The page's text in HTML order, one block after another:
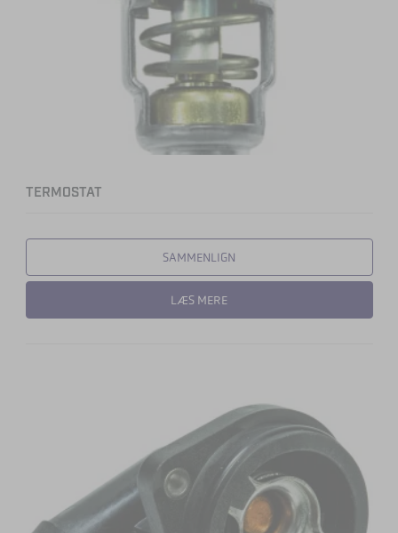
TERMOSTAT
SAMMENLIGN
LÆS MERE